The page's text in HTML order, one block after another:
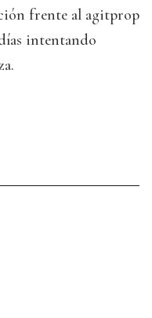
frente al agitprop
intentando